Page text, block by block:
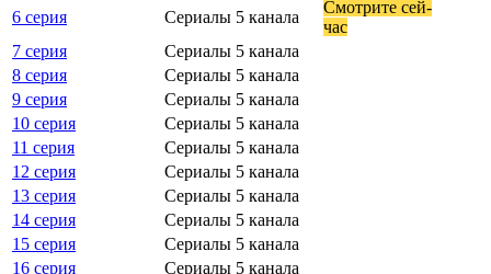
6 серия Сериалы 5 канала
Смот­ри­те сей­
час
7 серия
Сериалы 5 канала
8 серия
Сериалы 5 канала
9 серия
Сериалы 5 канала
10 серия
Сериалы 5 канала
11 серия
Сериалы 5 канала
12 серия
Сериалы 5 канала
13 серия
Сериалы 5 канала
14 серия
Сериалы 5 канала
15 серия
Сериалы 5 канала
16 серия
Сериалы 5 канала